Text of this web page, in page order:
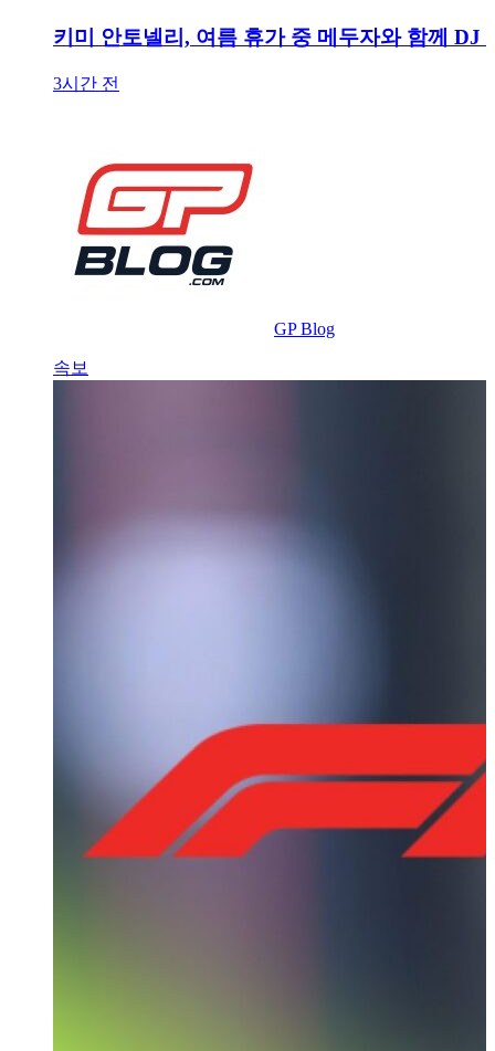
키미 안토넬리, 여름 휴가 중 메두자와 함께 DJ
3시간 전
GP Blog
속보